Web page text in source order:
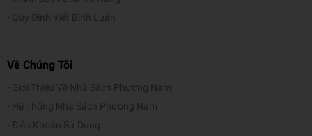
Quy Định Viết Bình Luận
Về Chúng Tôi
Giới Thiệu Về Nhà Sách Phương Nam
Hệ Thống Nhà Sách Phương Nam
Điều Khoản Sử Dụng